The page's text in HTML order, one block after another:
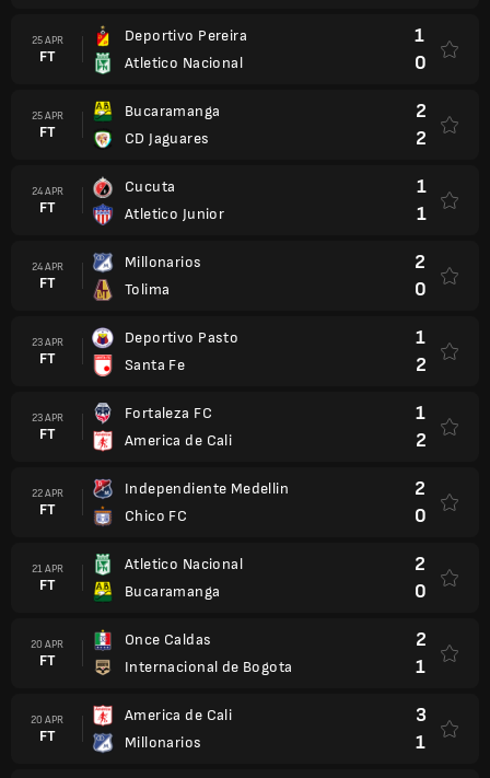
25 APR
FT
Deportivo Pereira
Atletico Nacional
1
0
25 APR
FT
Bucaramanga
CD Jaguares
2
2
24 APR
FT
Cucuta
Atletico Junior
1
1
24 APR
FT
Millonarios
Tolima
2
0
23 APR
FT
Deportivo Pasto
Santa Fe
1
2
23 APR
FT
Fortaleza FC
America de Cali
1
2
22 APR
FT
Independiente Medellin
Chico FC
2
0
21 APR
FT
Atletico Nacional
Bucaramanga
2
0
20 APR
FT
Once Caldas
Internacional de Bogota
2
1
20 APR
FT
America de Cali
Millonarios
3
1